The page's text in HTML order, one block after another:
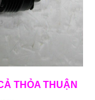
THỎA THUẬN